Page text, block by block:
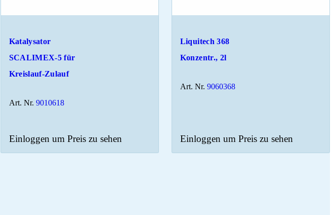
Katalysator
SCALIMEX-5 für
Kreislauf-Zulauf
Art. Nr. 9010618
Einloggen um Preis zu sehen
Liquitech 368
Konzentr., 2l
Art. Nr. 9060368
Einloggen um Preis zu sehen